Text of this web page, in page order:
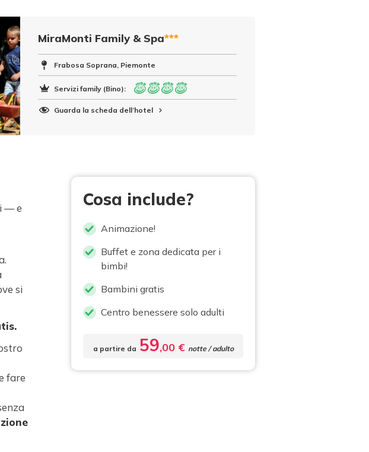
MiraMonti Family & Spa***
Frabosa Soprana, Piemonte
Servizi family (Bino):
Guarda la scheda dell’hotel
Cosa include?
Animazione!
Buffet e zona dedicata per i
bimbi!
Bambini gratis
Centro benessere solo adulti
a partire da 59,00 € notte / adulto
— e
si
fare